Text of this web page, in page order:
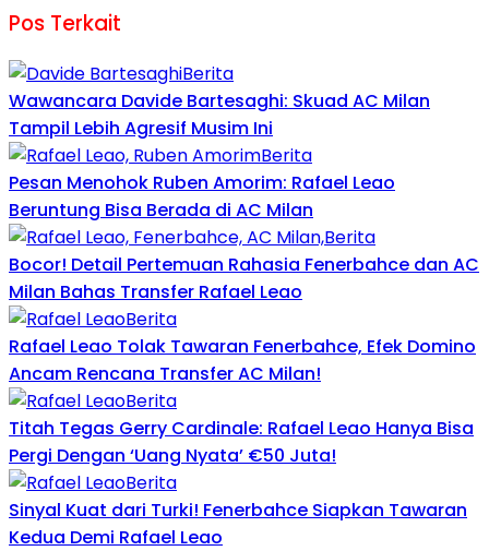
Pos Terkait
Berita
Wawancara Davide Bartesaghi: Skuad AC Milan
Tampil Lebih Agresif Musim Ini
Berita
Pesan Menohok Ruben Amorim: Rafael Leao
Beruntung Bisa Berada di AC Milan
Berita
Bocor! Detail Pertemuan Rahasia Fenerbahce dan AC
Milan Bahas Transfer Rafael Leao
Berita
Rafael Leao Tolak Tawaran Fenerbahce, Efek Domino
Ancam Rencana Transfer AC Milan!
Berita
Titah Tegas Gerry Cardinale: Rafael Leao Hanya Bisa
Pergi Dengan ‘Uang Nyata’ €50 Juta!
Berita
Sinyal Kuat dari Turki! Fenerbahce Siapkan Tawaran
Kedua Demi Rafael Leao